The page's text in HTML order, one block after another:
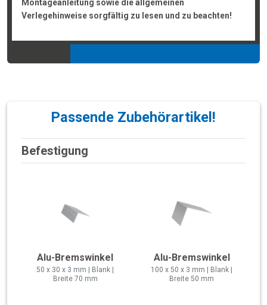
Montageanleitung sowie die allgemeinen
Verlegehinweise sorgfältig zu lesen und zu beachten!
Passende Zubehörartikel!
Befestigung
Alu-Bremswinkel
50 x 30 x 3 mm | Blank |
Breite 70 mm
Alu-Bremswinkel
100 x 50 x 3 mm | Blank |
Breite 50 mm